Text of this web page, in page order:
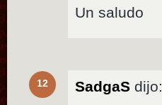
Un saludo
12 SadgaS dijo: